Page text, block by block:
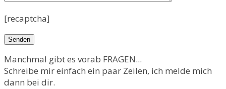
[recaptcha]
Manchmal gibt es vorab FRAGEN...
Schreibe mir einfach ein paar Zeilen, ich melde mich
dann bei dir.